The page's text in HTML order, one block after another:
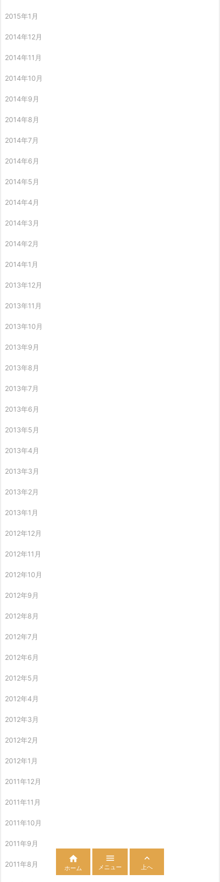
2015年1月
2014年12月
2014年11月
2014年10月
2014年9月
2014年8月
2014年7月
2014年6月
2014年5月
2014年4月
2014年3月
2014年2月
2014年1月
2013年12月
2013年11月
2013年10月
2013年9月
2013年8月
2013年7月
2013年6月
2013年5月
2013年4月
2013年3月
2013年2月
2013年1月
2012年12月
2012年11月
2012年10月
2012年9月
2012年8月
2012年7月
2012年6月
2012年5月
2012年4月
2012年3月
2012年2月
2012年1月
2011年12月
2011年11月
2011年10月
2011年9月
2011年8月

ホーム

メニュー

上へ